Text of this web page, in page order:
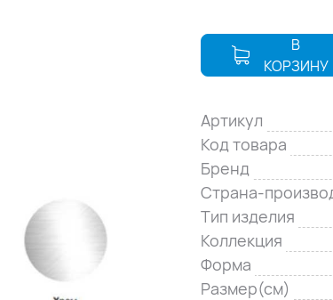
В
КОРЗИНУ
Артикул
Код товара
Бренд
Страна-
Тип изделия
Коллекция
Форма
Размер(см)